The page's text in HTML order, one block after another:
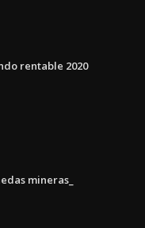
rentable 2020
mineras_